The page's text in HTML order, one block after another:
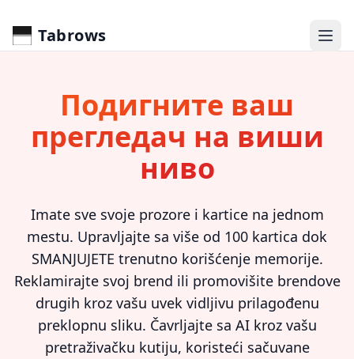
Tabrows
Подигните ваш
прегледач на виши
ниво
Imate sve svoje prozore i kartice na jednom
mestu. Upravljajte sa više od 100 kartica dok
SMANJUJETE trenutno korišćenje memorije.
Reklamirajte svoj brend ili promovišite brendove
drugih kroz vašu uvek vidljivu prilagođenu
preklopnu sliku. Čavrljajte sa AI kroz vašu
pretraživačku kutiju, koristeći sačuvane